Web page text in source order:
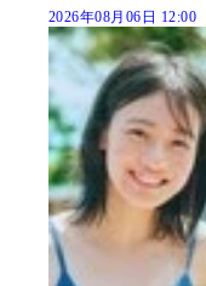
2026年08月06日 12:00